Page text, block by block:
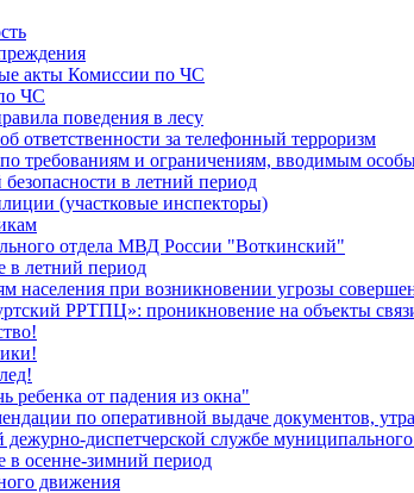
акты Комиссии по ЧС
ЧС
поведения в лесу
ответственности за телефонный терроризм
требованиям и ограничениям, вводимым
в летний период
(участковые инспекторы)
отдела МВД России "Воткинский"
в летний период
населения при возникновении угрозы
РРТПЦ»: проникновение на объекты связи
ребенка от падения из окна"
по оперативной выдаче документов,
диспетчерской службе муниципального
в осенне-зимний период
движения